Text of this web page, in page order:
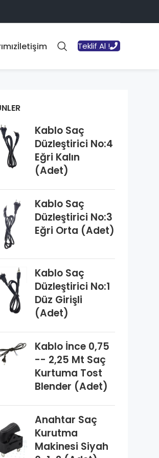
İletişim Teklif Al !
Kablo Saç
Düzleştirici No:4
Eğri Kalın
(Adet)
Kablo Saç
Düzleştirici No:3
Eğri Orta (Adet)
Kablo Saç
Düzleştirici No:1
Düz Girişli
(Adet)
Kablo İnce 0,75
-- 2,25 Mt Saç
Kurtuma Tost
Blender (Adet)
Anahtar Saç
Kurutma
Makinesi Siyah